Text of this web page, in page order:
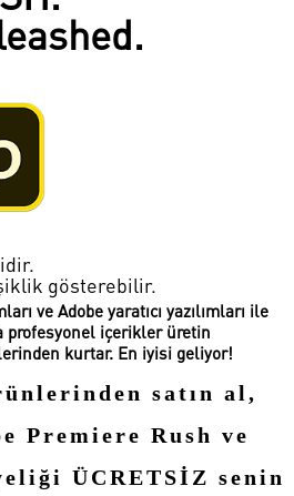
gösterebilir.
ve Adobe yaratıcı yazılımları ile
profesyonel içerikler üretin
kurtar. En iyisi geliyor!
satın al,
Premiere Rush ve
ÜCRETSİZ senin